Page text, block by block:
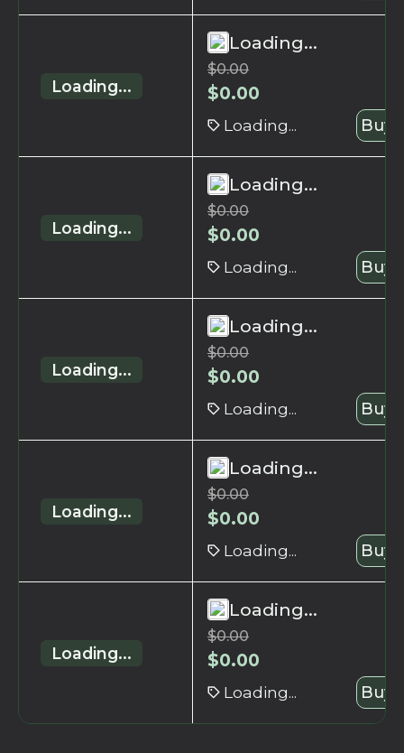
Loading...
Loading...
$0.00
$0.00
Loading... Buy
Loading...
Loading...
$0.00
$0.00
Loading... Buy
Loading...
Loading...
$0.00
$0.00
Loading... Buy
Loading...
Loading...
$0.00
$0.00
Loading... Buy
Loading...
Loading...
$0.00
$0.00
Loading... Buy